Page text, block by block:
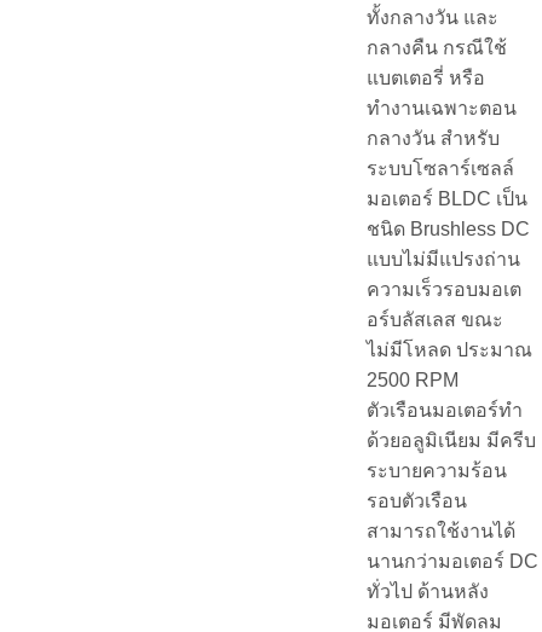
ทั้งกลางวัน และ
กลางคืน กรณีใช้
แบตเตอรี่ หรือ
ทำงานเฉพาะตอน
กลางวัน สำหรับ
ระบบโซลาร์เซลล์
มอเตอร์ BLDC เป็น
ชนิด Brushless DC
แบบไม่มีแปรงถ่าน
ความเร็วรอบมอเต
อร์บลัสเลส ขณะ
ไม่มีโหลด ประมาณ
2500 RPM
ตัวเรือนมอเตอร์ทำ
ด้วยอลูมิเนียม มีครีบ
ระบายความร้อน
รอบตัวเรือน
สามารถใช้งานได้
นานกว่ามอเตอร์ DC
ทั่วไป ด้านหลัง
มอเตอร์ มีพัดลม